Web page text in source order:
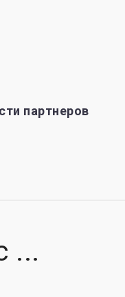
партнеров
...